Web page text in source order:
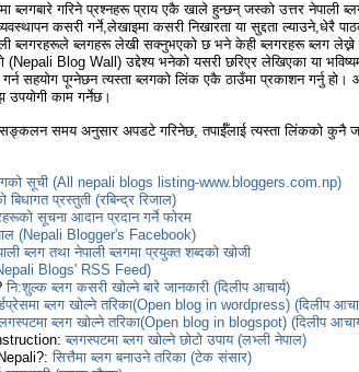
ब्लगबारे गरिने प्रश्नहरू प्राय एकै खाले हुन्छन् जस्को उत्तर नेपाली
कसरी गर्ने,लेखाइमा कसरी निखारता या सुद्दता ल्याउने,धेरै
ब्लगरहरूले ब्लगहरू लेखी सक्नुभएको छ भने केही ब्लगरहरू ब्लग लेख्ने
(Nepali Blog Wall) उद्देश्य भनेको यसरी छरिएर लेखिएका या
सहयोग पूग्नेछन त्यस्ता ब्लगको लिंक एकै ठाउँमा प्रकाशन गर्नु हो।
उपयोगी काम गर्नेछ।
सङ्कलन समय अनुसार अपडटे गरिनेछ, तपाईँलाई त्यस्ता लिंकको कुनै
सूची (All nepali blogs listing-www.bloggers.com.np)
बिधागत प्रस्तुती (रबिन्द्र रिजाल)
सूचना आदान प्रदान गर्ने फोरम
(Nepali Blogger's Facebook)
ब्लग तथा नेपाली ब्लगमा प्रयुक्त शब्दको खोजी
Blogs' RSS Feed)
नि:शुल्क ब्लग कसरी खोल्ने बारे जानकारी (दिलीप आचार्य)
ब्लग खोल्ने तरिका(Open blog in wordpress) (दिलीप
ब्लग खोल्ने तरिका(Open blog in blogspot) (दिलीप
ब्लगस्पटमा ब्लग खोल्ने छोटो उपाय (लभ्ली नेपाल)
सित्तैमा ब्लग बनाउने तरिका (टेक संसार)